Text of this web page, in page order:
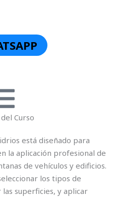
Curso
está diseñado para
la aplicación profesional de
de vehículos y edificios.
los tipos de
superficies, y aplicar